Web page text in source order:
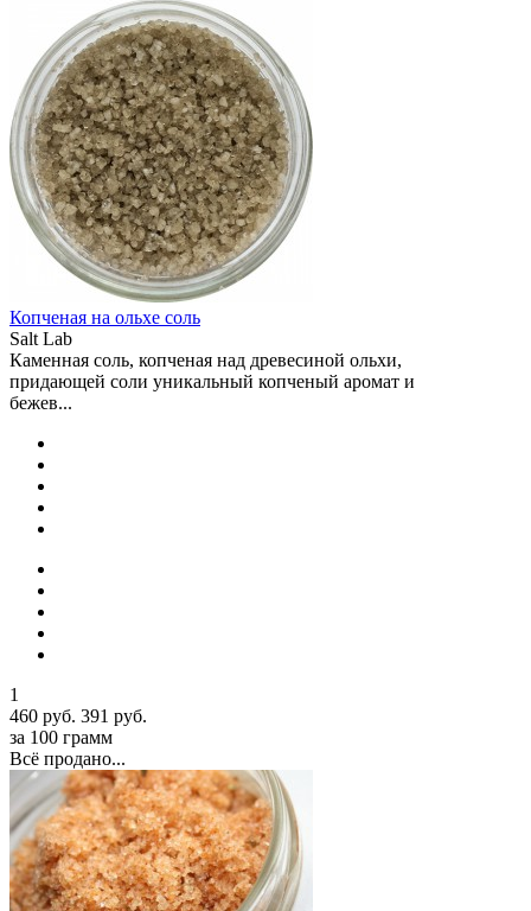
Копченая на ольхе соль
Salt Lab
Каменная соль, копченая над древесиной ольхи,
придающей соли уникальный копченый аромат и
бежев...
1
460 руб. 391 руб.
за 100 грамм
Всё продано...